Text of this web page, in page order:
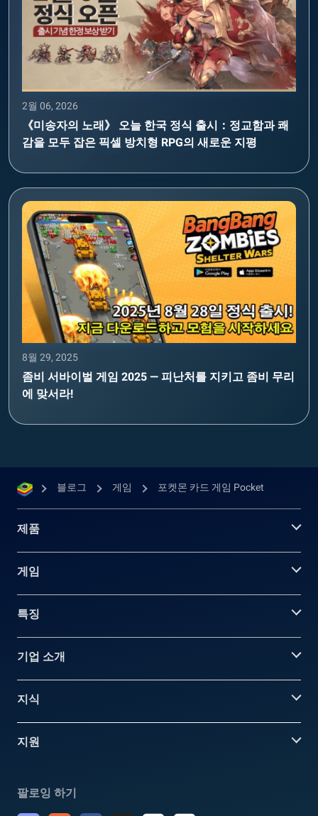
2월 06, 2026
《미송자의 노래》 오늘 한국 정식 출시：정교함과 쾌
감을 모두 잡은 픽셀 방치형 RPG의 새로운 지평
8월 29, 2025
좀비 서바이벌 게임 2025 — 피난처를 지키고 좀비 무리
에 맞서라!
블로그 게임 포켓몬 카드 게임 Pocket
제품
게임
특징
기업 소개
지식
지원
팔로잉 하기